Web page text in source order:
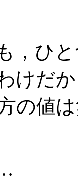
，ひ
けだ
の値